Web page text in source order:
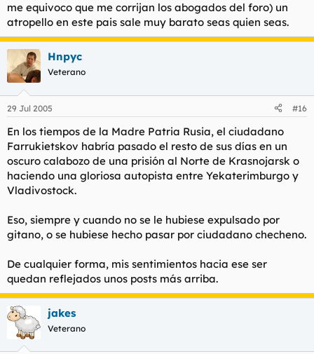
me equivoco que me corrijan los abogados del foro) un
atropello en este pais sale muy barato seas quien seas.
Hnpyc
Veterano
29 Jul 2005 #16
En los tiempos de la Madre Patria Rusia, el ciudadano
Farrukietskov habría pasado el resto de sus días en un
oscuro calabozo de una prisión al Norte de Krasnojarsk o
haciendo una gloriosa autopista entre Yekaterimburgo y
Vladivostock.
Eso, siempre y cuando no se le hubiese expulsado por
gitano, o se hubiese hecho pasar por ciudadano checheno.
De cualquier forma, mis sentimientos hacia ese ser
quedan reflejados unos posts más arriba.
jakes
Veterano